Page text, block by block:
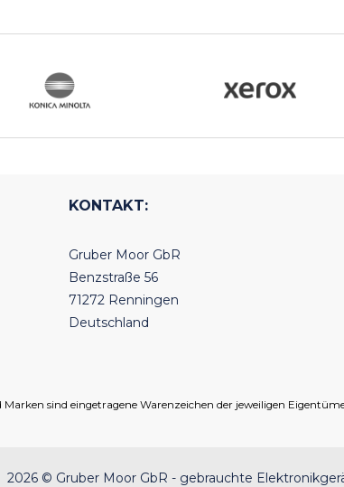
KONTAKT:
Gruber Moor GbR
Benzstraße 56
71272 Renningen
Deutschland
sind eingetragene Warenzeichen der jeweiligen
2026 © Gruber Moor GbR - gebrauchte